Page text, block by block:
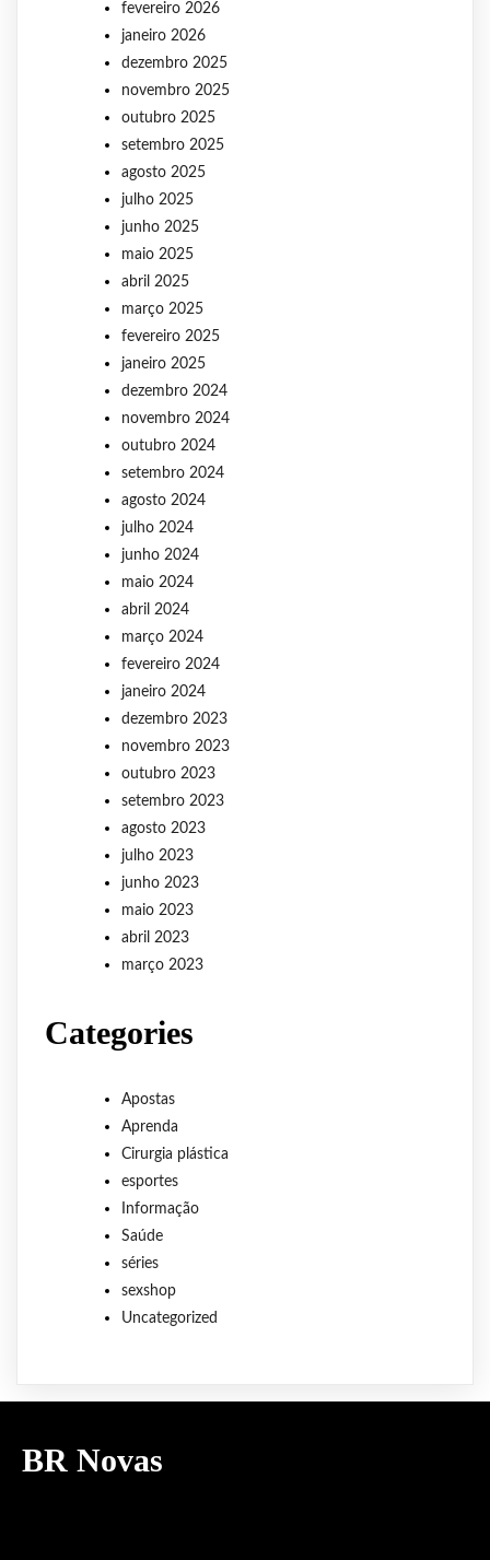
fevereiro 2026
janeiro 2026
dezembro 2025
novembro 2025
outubro 2025
setembro 2025
agosto 2025
julho 2025
junho 2025
maio 2025
abril 2025
março 2025
fevereiro 2025
janeiro 2025
dezembro 2024
novembro 2024
outubro 2024
setembro 2024
agosto 2024
julho 2024
junho 2024
maio 2024
abril 2024
março 2024
fevereiro 2024
janeiro 2024
dezembro 2023
novembro 2023
outubro 2023
setembro 2023
agosto 2023
julho 2023
junho 2023
maio 2023
abril 2023
março 2023
Categories
Apostas
Aprenda
Cirurgia plástica
esportes
Informação
Saúde
séries
sexshop
Uncategorized
BR Novas